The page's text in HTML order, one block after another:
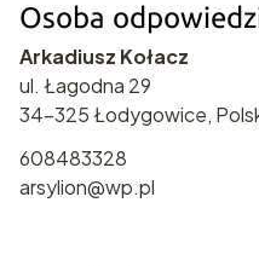
Osoba
Arkadiusz Kołacz
ul. Łagodna 29
34-325 Łodygowice,
608483328
arsylion@wp.pl